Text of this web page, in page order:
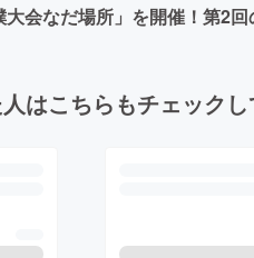
会なだ場所」を開催！第2
はこちらもチェック